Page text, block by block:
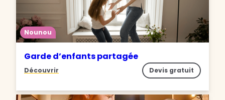
Nounou
Garde d’enfants partagée
Découvrir Devis gratuit